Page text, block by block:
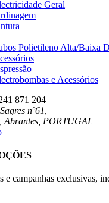
Geral
Polietileno Alta/Baixa
e Acessórios
871 204
nº61,
Abrantes, PORTUGAL
e campanhas exclusivas,